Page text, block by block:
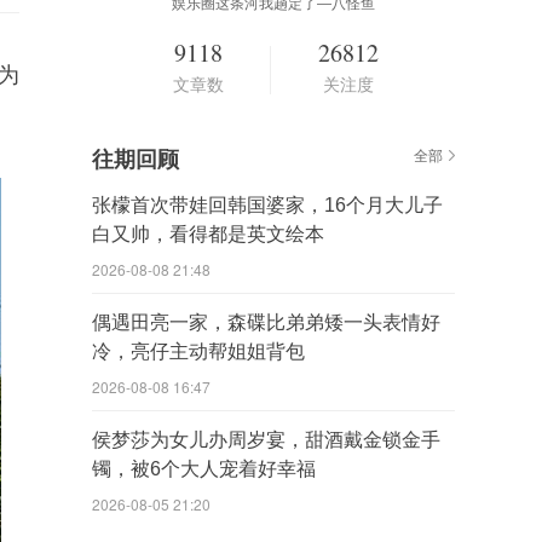
娱乐圈这条河我趟定了—八怪鱼
9118
文章数
26812
关注度
往期回顾 全部
张檬首次带娃回韩国婆家，16个月大儿子
白又帅，看得都是英文绘本
2026-08-08 21:48
偶遇田亮一家，森碟比弟弟矮一头表情好
冷，亮仔主动帮姐姐背包
2026-08-08 16:47
侯梦莎为女儿办周岁宴，甜酒戴金锁金手
镯，被6个大人宠着好幸福
2026-08-05 21:20